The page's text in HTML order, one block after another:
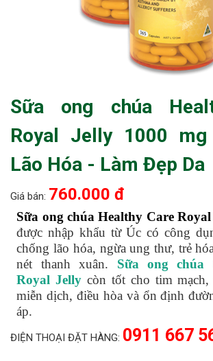
Sữa ong chúa
Royal Jelly 1000
Lão Hóa - Làm Đẹp Da
Giá bán: 760.000 đ
Sữa ong chúa Healthy Care
được nhập khẩu từ Úc có công
chống lão hóa, ngừa ung thư, trẻ
nét thanh xuân. Sữa ong chúa
Royal Jelly còn tốt cho tim mạch,
miễn dịch, điều hòa và ổn định
áp.
ĐIỆN THOẠI ĐẶT HÀNG: 0911 667